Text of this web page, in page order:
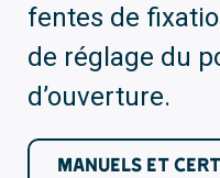
fentes de
de réglage du
d’ouverture.
MANUELS ET